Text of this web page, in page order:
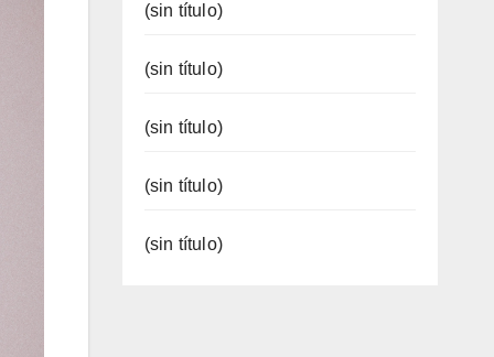
(sin título)
(sin título)
(sin título)
(sin título)
(sin título)